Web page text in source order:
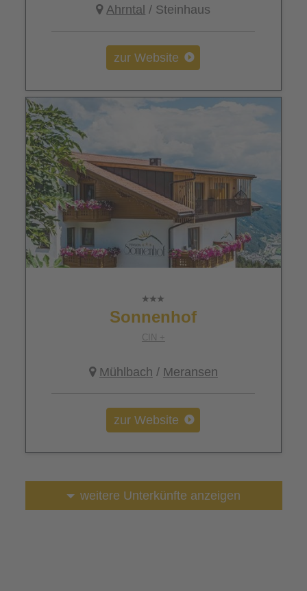
Ahrntal / Steinhaus
zur Website
Sonnenhof
CIN +
Mühlbach / Meransen
zur Website
weitere Unterkünfte anzeigen